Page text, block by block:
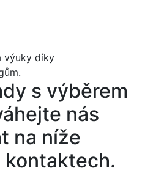
výuky díky
s výběrem
nás
na níže
kontaktech.